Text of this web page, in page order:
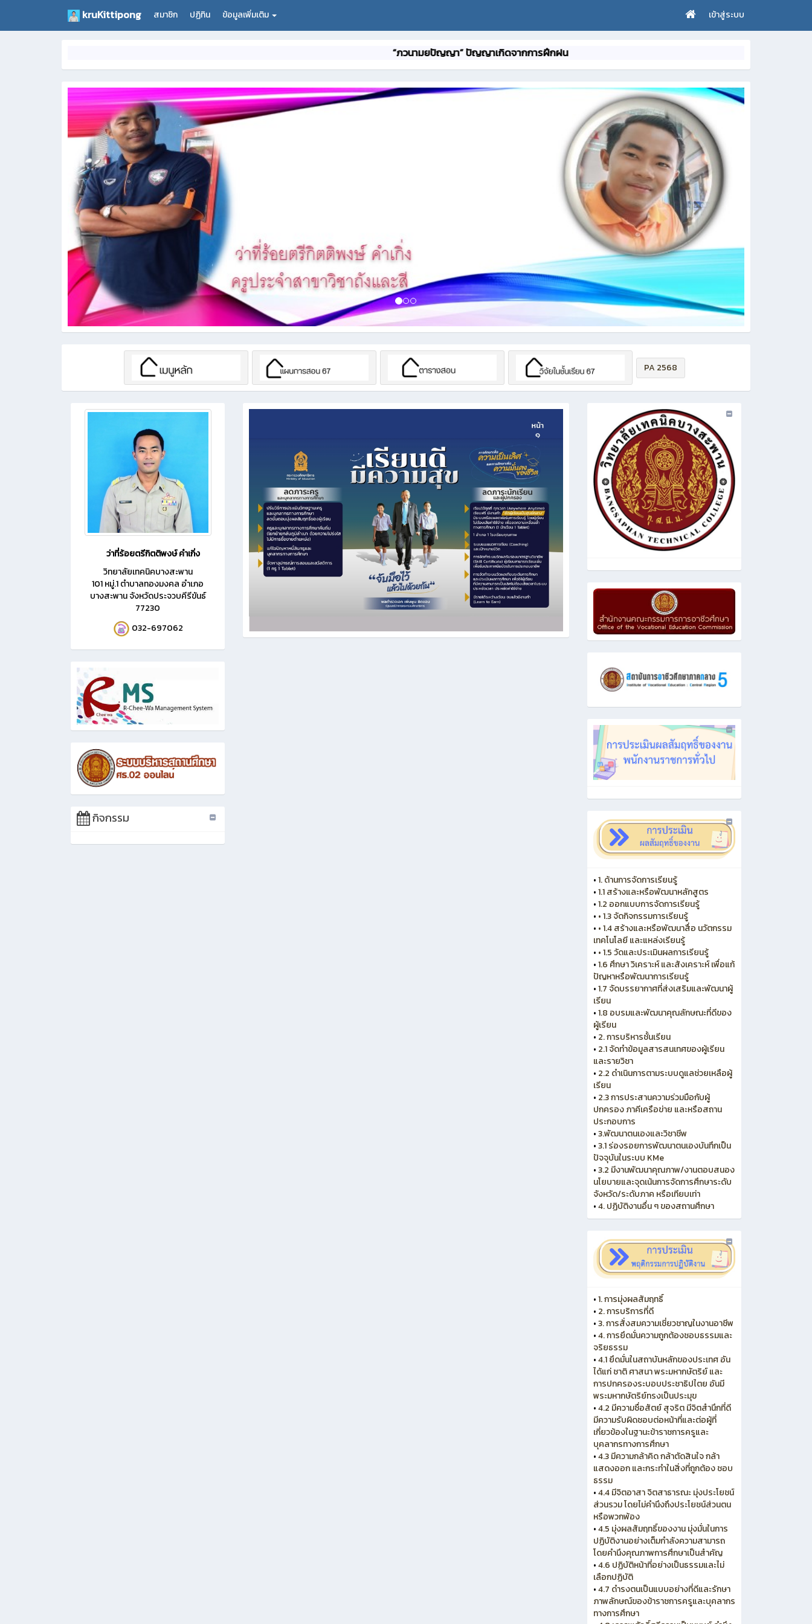
kruKittipong สมาชิก ปฏิทิน ข้อมูลเพิ่มเติม เข้าสู่ระบบ
“ภวนามยปัญญา” ปัญญาเกิดจากการฝึกฝน
PA 2568
ว่าที่ร้อยตรีกิตติพงษ์ คำเกิ่ง
วิทยาลัยเทคนิคบางสะพาน
101 หมู่.1 ตำบาลทองมงคล อำเภอ
บางสะพาน จังหวัดประจวบคีรีขันธ์
77230
032-697062
กิจกรรม
•1. ด้านการจัดการเรียนรู้
•1.1 สร้างและหรือพัฒนาหลักสูตร
•1.2 ออกแบบการจัดการเรียนรู้
• • 1.3 จัดกิจกรรมการเรียนรู้
• • 1.4 สร้างและหรือพัฒนาสื่อ นวัตกรรม
เทคโนโลยี และแหล่งเรียนรู้
• • 1.5 วัดและประเมินผลการเรียนรู้
•1.6 ศึกษา วิเคราะห์ และสังเคราะห์ เพื่อแก้
ปัญหาหรือพัฒนาการเรียนรู้
•1.7 จัดบรรยากาศที่ส่งเสริมและพัฒนาผู้
เรียน
•1.8 อบรมและพัฒนาคุณลักษณะที่ดีของ
ผู้เรียน
• 2. การบริหารชั้นเรียน
• 2.1 จัดทำข้อมูลสารสนเทศของผู้เรียน
และรายวิชา
• 2.2 ดำเนินการตามระบบดูแลช่วยเหลือผู้
เรียน
• 2.3 การประสานความร่วมมือกับผู้
ปกครอง ภาคีเครือข่าย และหรือสถาน
ประกอบการ
•3.พัฒนาตนเองและวิชาชีพ
•3.1 ร่องรอยการพัฒนาตนเองบันทึกเป็น
ปัจจุบันในระบบ KMe
•3.2 มีงานพัฒนาคุณภาพ/งานตอบสนอง
นโยบายและจุดเน้นการจัดการศึกษาระดับ
จังหวัด/ระดับภาค หรือเทียบเท่า
•4. ปฏิบัติงานอื่น ๆ ของสถานศึกษา
•1. การมุ่งผลสัมฤทธิ์
• 2. การบริการที่ดี
•3. การสั่งสมความเชี่ยวชาญในงานอาชีพ
•4. การยึดมั่นความถูกต้องชอบธรรมและ
จริยธรรม
•4.1 ยึดมั่นในสถาบันหลักของประเทศ อัน
ได้แก่ ชาติ ศาสนา พระมหากษัตริย์ และ
การปกครองระบอบประชาธิปไตย อันมี
พระมหากษัตริย์ทรงเป็นประมุข
•4.2 มีความซื่อสัตย์ สุจริต มีจิตสำนึกที่ดี
มีความรับผิดชอบต่อหน้าที่และต่อผู้ที่
เกี่ยวข้องในฐานะข้าราชการครูและ
บุคลากรทางการศึกษา
•4.3 มีความกล้าคิด กล้าตัดสินใจ กล้า
แสดงออก และกระทำในสิ่งที่ถูกต้อง ชอบ
ธรรม
•4.4 มีจิตอาสา จิตสาธารณะ มุ่งประโยชน์
ส่วนรวม โดยไม่คำนึงถึงประโยชน์ส่วนตน
หรือพวกพ้อง
•4.5 มุ่งผลสัมฤทธิ์ของงาน มุ่งมั่นในการ
ปฏิบัติงานอย่างเต็มกำลังความสามารถ
โดยคำนึงคุณภาพการศึกษาเป็นสำคัญ
•4.6 ปฏิบัติหน้าที่อย่างเป็นธรรมและไม่
เลือกปฏิบัติ
•4.7 ดำรงตนเป็นแบบอย่างที่ดีและรักษา
ภาพลักษณ์ของข้าราชการครูและบุคลากร
ทางการศึกษา